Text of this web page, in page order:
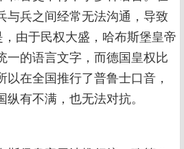
与兵之间经常无法沟通，导致
由于民权大盛，哈布斯堡皇帝
一的语言文字，而德国皇权比
在全国推行了普鲁士口音，
有不满，也无法对抗。